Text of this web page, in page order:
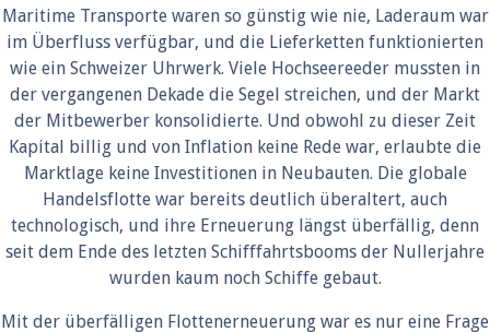
Maritime Transporte waren so günstig wie nie, Laderaum war
im Überfluss verfügbar, und die Lieferketten funktionierten
wie ein Schweizer Uhrwerk. Viele Hochseereeder mussten in
der vergangenen Dekade die Segel streichen, und der Markt
der Mitbewerber konsolidierte. Und obwohl zu dieser Zeit
Kapital billig und von Inflation keine Rede war, erlaubte die
Marktlage keine Investitionen in Neubauten. Die globale
Handelsflotte war bereits deutlich überaltert, auch
technologisch, und ihre Erneuerung längst überfällig, denn
seit dem Ende des letzten Schifffahrtsbooms der Nullerjahre
wurden kaum noch Schiffe gebaut.
Mit der überfälligen Flottenerneuerung war es nur eine Frage